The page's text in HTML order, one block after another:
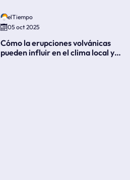
elTiempo
05 oct 2025
Cómo la erupciones volvánicas
pueden influir en el clima local y